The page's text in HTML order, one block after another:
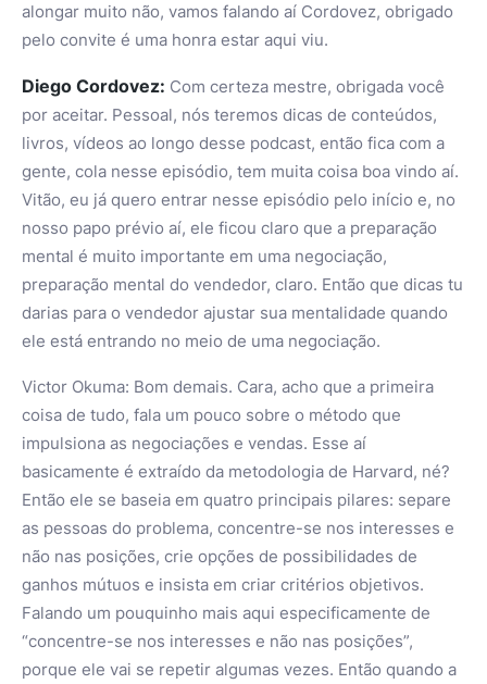
alongar muito não, vamos falando aí Cordovez, obrigado
pelo convite é uma honra estar aqui viu.
Diego Cordovez: Com certeza mestre, obrigada você
por aceitar. Pessoal, nós teremos dicas de conteúdos,
livros, vídeos ao longo desse podcast, então fica com a
gente, cola nesse episódio, tem muita coisa boa vindo aí.
Vitão, eu já quero entrar nesse episódio pelo início e, no
nosso papo prévio aí, ele ficou claro que a preparação
mental é muito importante em uma negociação,
preparação mental do vendedor, claro. Então que dicas tu
darias para o vendedor ajustar sua mentalidade quando
ele está entrando no meio de uma negociação.
Victor Okuma: Bom demais. Cara, acho que a primeira
coisa de tudo, fala um pouco sobre o método que
impulsiona as negociações e vendas. Esse aí
basicamente é extraído da metodologia de Harvard, né?
Então ele se baseia em quatro principais pilares: separe
as pessoas do problema, concentre-se nos interesses e
não nas posições, crie opções de possibilidades de
ganhos mútuos e insista em criar critérios objetivos.
Falando um pouquinho mais aqui especificamente de
“concentre-se nos interesses e não nas posições”,
porque ele vai se repetir algumas vezes. Então quando a